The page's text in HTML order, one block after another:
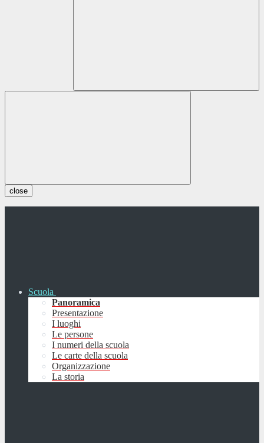
close
Scuola
Panoramica
Presentazione
I luoghi
Le persone
I numeri della scuola
Le carte della scuola
Organizzazione
La storia